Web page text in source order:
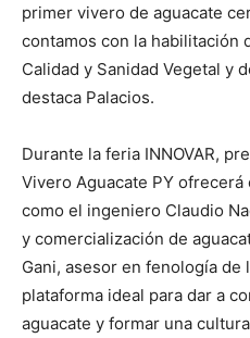
primer vivero de aguacate
contamos con la habilitación
Calidad y Sanidad Vegetal y
destaca Palacios.
Durante la feria INNOVAR,
Vivero Aguacate PY
como el ingeniero Claudio
y comercialización de
Gani, asesor en fenología de
plataforma ideal para dar a
aguacate y formar una